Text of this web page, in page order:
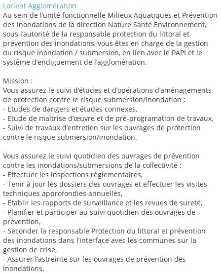
Lorient Agglomération
Au sein de l’unité fonctionnelle Milieux Aquatiques et Prévention
des Inondations de la direction Nature Santé Environnement,
sous l’autorité de la responsable protection du littoral et
prévention des inondations, vous êtes en charge de la gestion
du risque inondation / submersion, en lien avec le PAPI et le
système d’endiguement de l’agglomération.
Mission :
Vous assurez le suivi d’études et d’opérations d’aménagements
de protection contre le risque submersion/inondation :
- Etudes de dangers et études connexes,
- Etude de maîtrise d’œuvre et de pré-programation de travaux,
- Suivi de travaux d’entretien sur les ouvrages de protection
contre le risque submersion/inondation.
Vous assurez le suivi quotidien des ouvrages de prévention
contre les inondations/submersions de la collectivité :
- Effectuer les inspections règlementaires,
- Tenir à jour les dossiers des ouvrages et effectuer les visites
techniques approfondies annuelles,
- Etablir les rapports de surveillance et les revues de sureté,
- Planifier et participer au suivi quotidien des ouvrages de
prévention,
- Seconder la responsable Protection du littoral et prévention
des inondations dans l’interface avec les communes sur la
gestion de crise,
- Assurer l’astreinte sur les ouvrages de prévention des
inondations.